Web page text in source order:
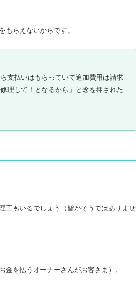
もらえないからです。
支払いはもらっていて追加費用は請求
理して！となるから」と念を押された
工もいるでしょう（皆がそうではありませ
を払うオーナーさんがお客さま）。